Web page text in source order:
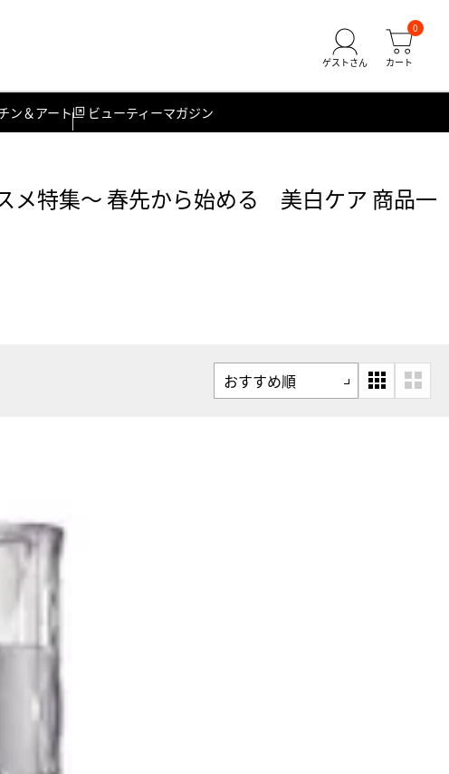
0
ン＆アート ビューティーマガジン
メ特集～ 春先から始める 美白ケア 商品一